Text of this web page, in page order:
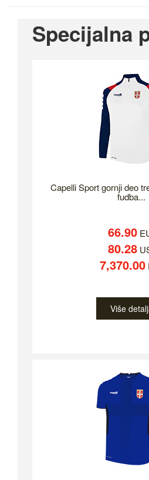
Specijalna
Capelli Sport gornji deo
fudba...
66.90
80.28
7,370.00
Više